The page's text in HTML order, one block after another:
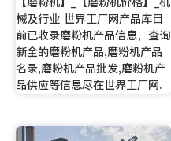
械及行业 世界工厂网产品库目
前已收录磨粉机产品信息，查询
新全的磨粉机产品,磨粉机产品
名录,磨粉机产品批发,磨粉机产
品供应等信息尽在世界工厂网.